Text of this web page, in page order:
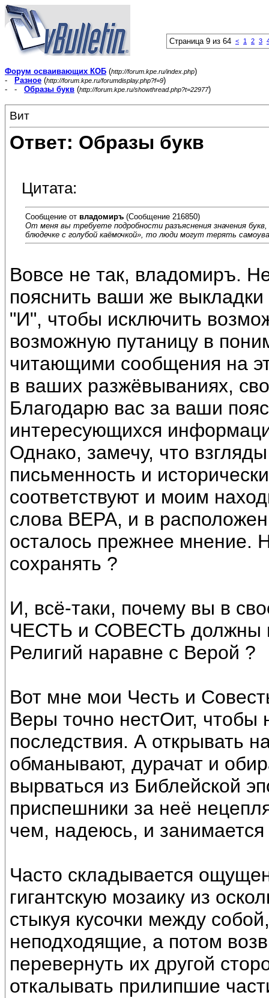
Страница 9 из 64 < 1 2 3
Форум осваивающих КОБ (http://forum.kpe.ru/index.php)
-
Разное (http://forum.kpe.ru/forumdisplay.php?f=9)
- - Образы букв (http://forum.kpe.ru/showthread.php?t=22977)
Вит
Ответ: Образы букв
Цитата:
Сообщение от владомиръ (Сообщение 216850)
От меня вы требуете подробности разъяснения значения
блюдечке с голубой каёмочкой», то люди могут терять
Вовсе не так, владомиръ.
пояснить ваши же
"И", чтобы исключить
возможную путаницу в
читающими сообщения на
в ваших разжёвываниях,
Благодарю вас за ваши
интересующихся
Однако, замечу, что
письменность и
соответствуют и моим
слова ВЕРА, и в
осталось прежнее мнение.
сохранять ?
И, всё-таки, почему вы в
ЧЕСТЬ и СОВЕСТЬ должны
Религий наравне с Верой ?
Вот мне мои Честь и
Веры точно нестОит, чтобы
последствия. А открывать
обманывают, дурачат и
вырваться из Библейской
приспешники за неё
чем, надеюсь, и
Часто складывается
гигантскую мозаику из
стыкуя кусочки между
неподходящие, а потом
перевернуть их другой
откалывать прилипшие